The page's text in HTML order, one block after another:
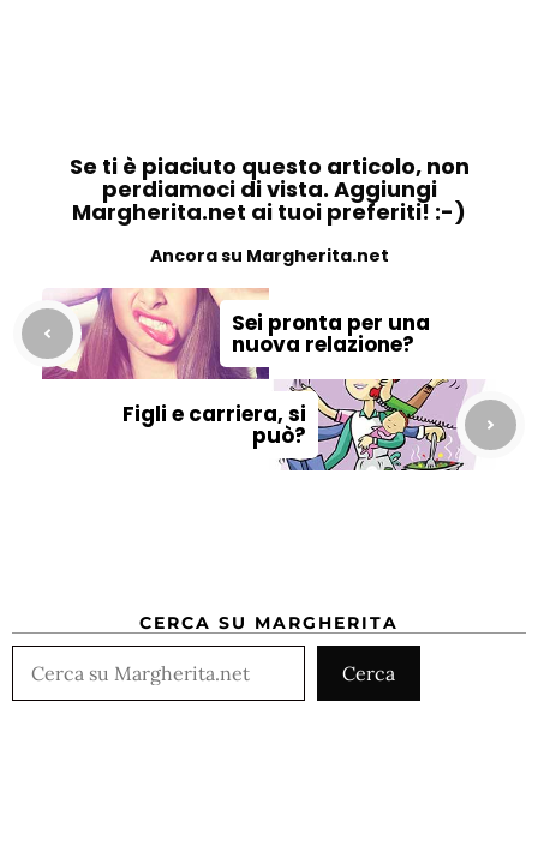
Se ti è piaciuto questo articolo, non
perdiamoci di vista. Aggiungi
Margherita.net ai tuoi preferiti! :-)
Ancora su Margherita.net
Sei pronta per una
nuova relazione?
Figli e carriera, si
può?
CERCA SU MARGHERITA
Cerca